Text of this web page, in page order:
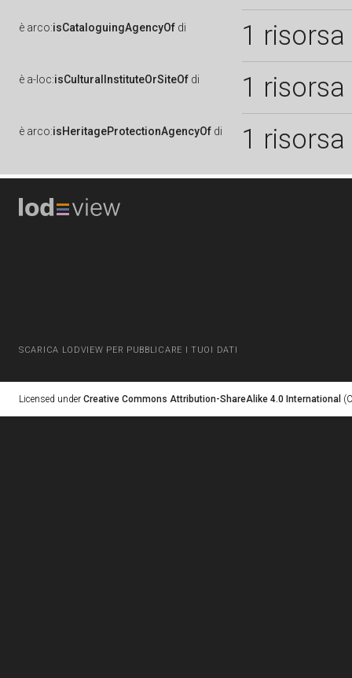
è arco:isCataloguingAgencyOf di 1 risorsa
è a-loc:isCulturalInstituteOrSiteOf di 1 risorsa
è arco:isHeritageProtectionAgencyOf di 1 risorsa
SCARICA LODVIEW PER PUBBLICARE I TUOI DATI
Licensed under Creative Commons Attribution-ShareAlike 4.0 International